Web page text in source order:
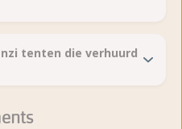
tenten die verhuurd